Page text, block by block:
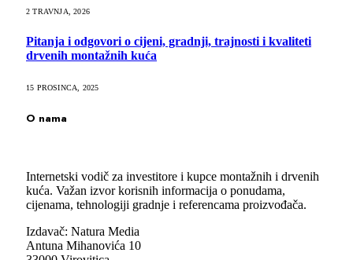
2 TRAVNJA, 2026
Pitanja i odgovori o cijeni, gradnji, trajnosti i kvaliteti
drvenih montažnih kuća
15 PROSINCA, 2025
O nama
Internetski vodič za investitore i kupce montažnih i drvenih
kuća. Važan izvor korisnih informacija o ponudama,
cijenama, tehnologiji gradnje i referencama proizvođača.
Izdavač: Natura Media
Antuna Mihanovića 10